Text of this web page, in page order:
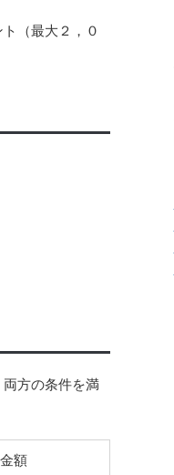
（最大２，０
方の条件を満
額